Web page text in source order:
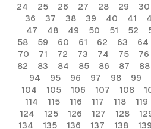
24
25 26 27 28 29 30
36
37 38 39 40 41
47
48 49 50 51 52
58
59 60 61 62 63 64
70
71 72 73 74 75 76
82
83 84 85 86 87 88
94
95 96 97 98 99
104
105 106 107 108
114
115 116 117 118 119
124
125 126 127 128
134
135 136 137 138 139